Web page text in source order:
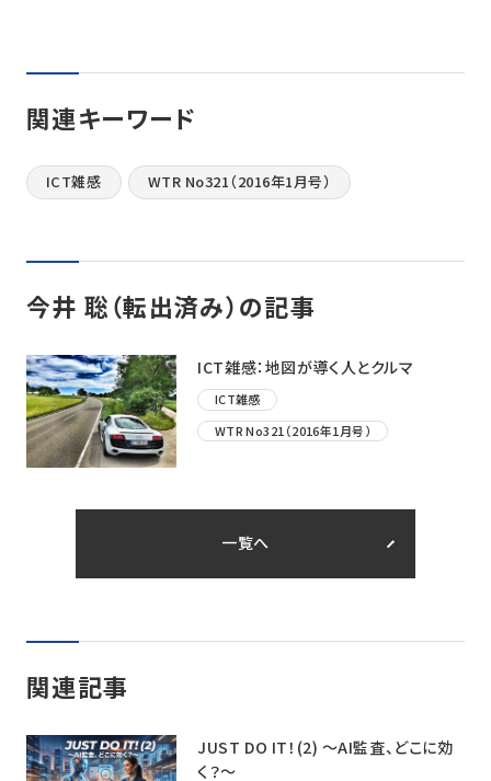
関連キーワード
ICT雑感 WTR No321（2016年1月号）
今井 聡（転出済み）の記事
ICT雑感：地図が導く人とクルマ
ICT雑感
WTR No321（2016年1月号）
一覧へ
関連記事
JUST DO IT！(2) ～AI監査、どこに効
く？〜